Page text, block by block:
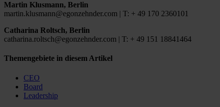
Martin Klusmann, Berlin
martin.klusmann@egonzehnder.com | T: + 49 170 2360101
Catharina Roltsch, Berlin
catharina.roltsch@egonzehnder.com | T: + 49 151 18841464
Themengebiete in diesem Artikel
CEO
Board
Leadership